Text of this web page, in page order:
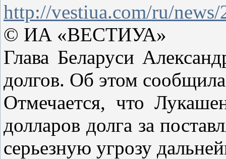
http://vestiua.com/ru/
© ИА «ВЕСТИУА»
Глава Беларуси
долгов. Об этом
Отмечается, что
долларов долга за
серьезную угрозу